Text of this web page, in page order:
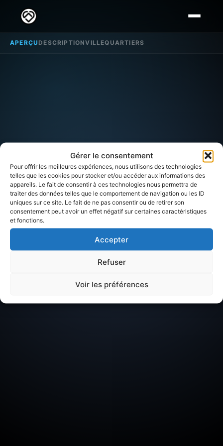
Gérer le consentement
Pour offrir les meilleures expériences, nous utilisons des technologies
telles que les cookies pour stocker et/ou accéder aux informations des
appareils. Le fait de consentir à ces technologies nous permettra de
traiter des données telles que le comportement de navigation ou les ID
uniques sur ce site. Le fait de ne pas consentir ou de retirer son
consentement peut avoir un effet négatif sur certaines caractéristiques
et fonctions.
Accepter
Refuser
Voir les préférences
APERÇUDESCRIPTIONVILLEQUARTIERS
Centre-ville
Bretagne , à Rennes (Ille-et-vilaine).